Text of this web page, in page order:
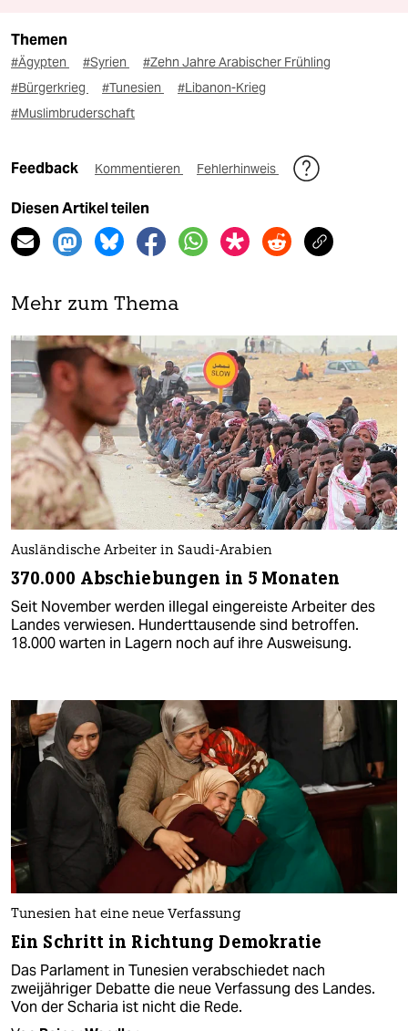
Themen
#Ägypten #Syrien
#Zehn Jahre Arabischer Frühling
#Bürgerkrieg
#Tunesien
#Libanon-Krieg
#Muslimbruderschaft
Feedback Kommentieren Fehlerhinweis
Diesen Artikel teilen
Mehr zum Thema
Ausländische Arbeiter in Saudi-Arabien
370.000 Abschiebungen in 5 Monaten
Seit November werden illegal eingereiste Arbeiter des
Landes verwiesen. Hunderttausende sind betroffen.
18.000 warten in Lagern noch auf ihre Ausweisung.
Tunesien hat eine neue Verfassung
Ein Schritt in Richtung Demokratie
Das Parlament in Tunesien verabschiedet nach
zweijähriger Debatte die neue Verfassung des Landes.
Von der Scharia ist nicht die Rede.